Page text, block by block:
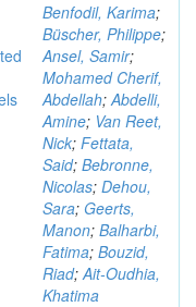
Benfodil, Karima;
Büscher, Philippe;
Ansel, Samir;
Mohamed Cherif,
Abdellah;Abdelli,
Amine; Van Reet,
Nick; Fettata,
Said; Bebronne,
Nicolas; Dehou,
Sara; Geerts,
Manon; Balharbi,
Fatima; Bouzid,
Riad;Ait-Oudhia,
Khatima